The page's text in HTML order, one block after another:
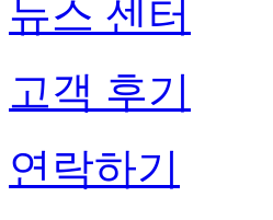
뉴스 센터
고객 후기
연락하기